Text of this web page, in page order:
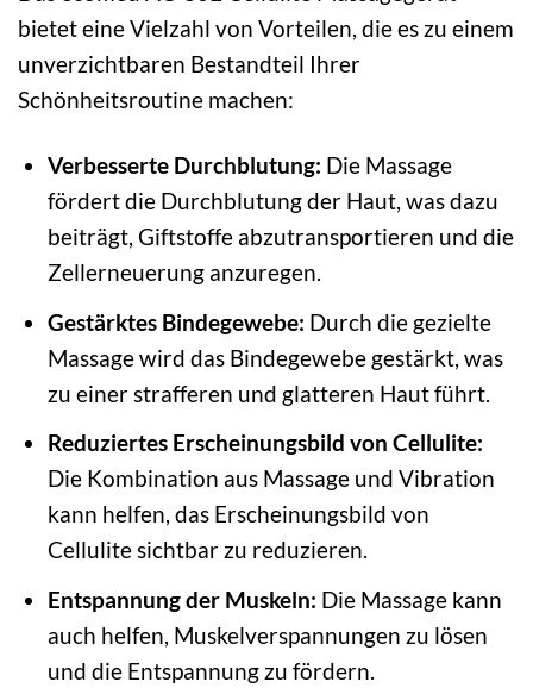
bietet eine Vielzahl von Vorteilen, die es zu einem
unverzichtbaren Bestandteil Ihrer
Schönheitsroutine machen:
Verbesserte Durchblutung: Die Massage
fördert die Durchblutung der Haut, was dazu
beiträgt, Giftstoffe abzutransportieren und die
Zellerneuerung anzuregen.
Gestärktes Bindegewebe: Durch die gezielte
Massage wird das Bindegewebe gestärkt, was
zu einer strafferen und glatteren Haut führt.
Reduziertes Erscheinungsbild von Cellulite:
Die Kombination aus Massage und Vibration
kann helfen, das Erscheinungsbild von
Cellulite sichtbar zu reduzieren.
Entspannung der Muskeln: Die Massage kann
auch helfen, Muskelverspannungen zu lösen
und die Entspannung zu fördern.